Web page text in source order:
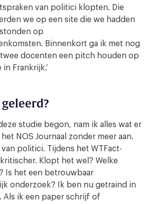
van politici klopten. Die
we op een site die we hadden
op
Binnenkort ga ik met nog
docenten een pitch houden op
Frankrijk.’
studie begon, nam ik alles wat er
NOS Journaal zonder meer aan.
politici. Tijdens het WTFact-
Klopt het wel? Welke
Is het een betrouwbaar
onderzoek? Ik ben nu getraind in
Als ik een paper schrijf of